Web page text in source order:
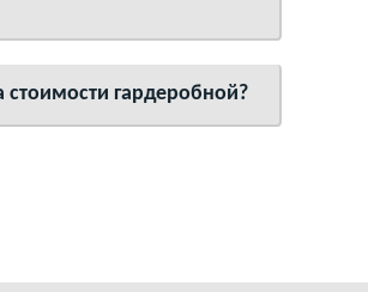
стоимости гардеробной?